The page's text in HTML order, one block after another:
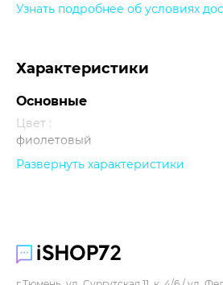
Узнать подробнее об условиях
Характеристики
Основные
Цвет :
фиолетовый
Прочее
Развернуть характеристики